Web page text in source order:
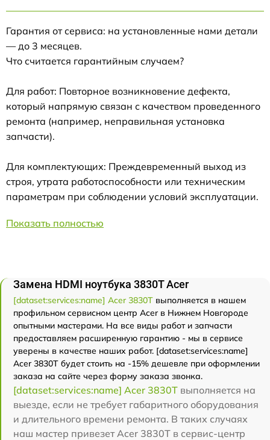
Гарантия от сервиса: на установленные нами детали
— до 3 месяцев.
Что считается гарантийным случаем?
Для работ: Повторное возникновение дефекта,
который напрямую связан с качеством проведенного
ремонта (например, неправильная установка
запчасти).
Для комплектующих: Преждевременный выход из
строя, утрата работоспособности или техническим
параметрам при соблюдении условий эксплуатации.
Показать полностью
Замена HDMI ноутбука 3830T Acer
[dataset:services:name] Acer 3830T выполняется в нашем
профильном сервисном центр Acer в Нижнем Новгороде
опытными мастерами. На все виды работ и запчасти
предоставляем расширенную гарантию - мы в сервисе
уверены в качестве наших работ. [dataset:services:name]
Acer 3830T будет стоить на -15% дешевле при оформлении
заказа на сайте через форму заказа звонка.
[dataset:services:name] Acer 3830T выполняется на
выезде, если не требует габаритного оборудования
и длительного времени ремонта. В таких случаях
наш мастер привезет Acer 3830T в сервис-центр